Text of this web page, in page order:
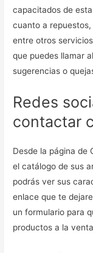
capacitados de
cuanto a
entre otros
que puedes llamar
sugerencias o
Redes
contactar
Desde la página de
el catálogo de sus
podrás ver sus
enlace que te
un formulario para
productos a la